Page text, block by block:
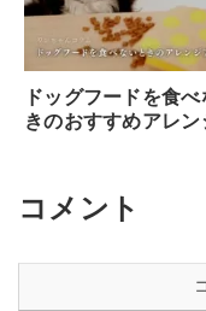
ドッグフードを食べ
きのおすすめアレン
コメント